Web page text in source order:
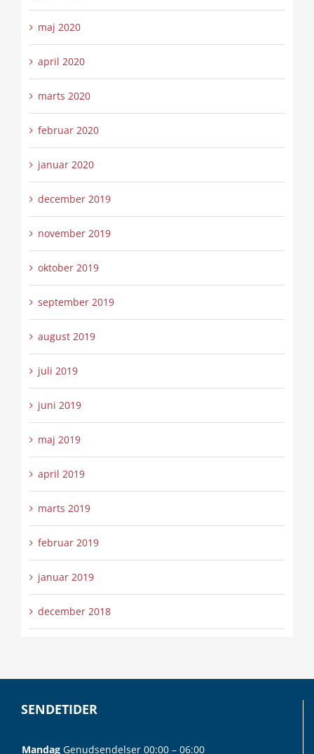
maj 2020
april 2020
marts 2020
februar 2020
januar 2020
december 2019
november 2019
oktober 2019
september 2019
august 2019
juli 2019
juni 2019
maj 2019
april 2019
marts 2019
februar 2019
januar 2019
december 2018
SENDETIDER
Mandag Genudsendelser 00:00 – 06:00